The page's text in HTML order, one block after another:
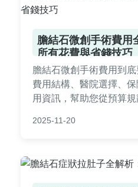
膽結石微創手術費用
所有花費與省錢技巧
膽結石微創手術費用到
費用結構、醫院選擇、
用資訊，幫助您從預算
2025-11-20